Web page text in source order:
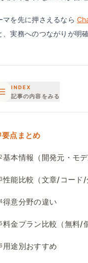
マを先に押さえるなら
、実務へのつながりが明
INDEX
記事の内容をみる
要点まとめ
基本情報（開発元 ・ モ
性能比較（文章/ コード/
得意分野の違い
料金プラン比較（無料/
用途別おすすめ